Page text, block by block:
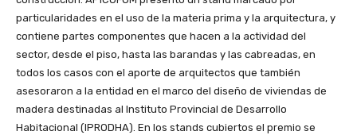
particularidades en el uso de la materia prima y la arquitectura, y
contiene partes componentes que hacen a la actividad del
sector, desde el piso, hasta las barandas y las cabreadas, en
todos los casos con el aporte de arquitectos que también
asesoraron a la entidad en el marco del diseño de viviendas de
madera destinadas al Instituto Provincial de Desarrollo
Habitacional (IPRODHA). En los stands cubiertos el premio se